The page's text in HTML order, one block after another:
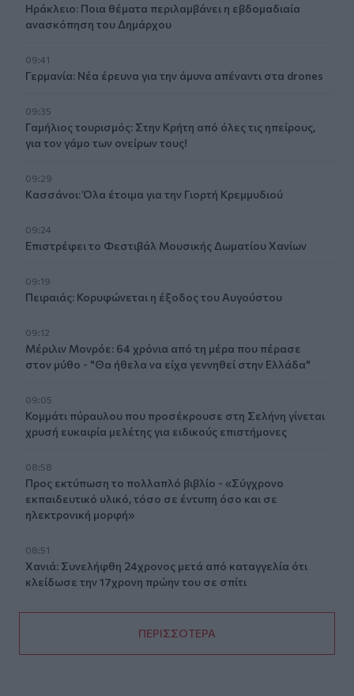
Ηράκλειο: Ποια θέματα περιλαμβάνει η εβδομαδιαία
ανασκόπηση του Δημάρχου
09:41
Γερμανία: Νέα έρευνα για την άμυνα απέναντι στα drones
09:35
Γαμήλιος τουρισμός: Στην Κρήτη από όλες τις ηπείρους,
για τον γάμο των ονείρων τους!
09:29
Κασσάνοι: Όλα έτοιμα για την Γιορτή Κρεμμυδιού
09:24
Επιστρέφει το Φεστιβάλ Μουσικής Δωματίου Χανίων
09:19
Πειραιάς: Κορυφώνεται η έξοδος του Αυγούστου
09:12
Μέριλιν Μονρόε: 64 χρόνια από τη μέρα που πέρασε
στον μύθο - "Θα ήθελα να είχα γεννηθεί στην Ελλάδα"
09:05
Κομμάτι πύραυλου που προσέκρουσε στη Σελήνη γίνεται
χρυσή ευκαιρία μελέτης για ειδικούς επιστήμονες
08:58
Προς εκτύπωση το πολλαπλό βιβλίο - «Σύγχρονο
εκπαιδευτικό υλικό, τόσο σε έντυπη όσο και σε
ηλεκτρονική μορφή»
08:51
Χανιά: Συνελήφθη 24χρονος μετά από καταγγελία ότι
κλείδωσε την 17χρονη πρώην του σε σπίτι
ΠΕΡΙΣΣΟΤΕΡΑ